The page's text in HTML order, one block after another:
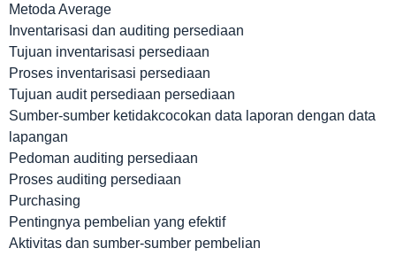
Metoda Average
Inventarisasi dan auditing persediaan
Tujuan inventarisasi persediaan
Proses inventarisasi persediaan
Tujuan audit persediaan persediaan
Sumber-sumber ketidakcocokan data laporan dengan data
lapangan
Pedoman auditing persediaan
Proses auditing persediaan
Purchasing
Pentingnya pembelian yang efektif
Aktivitas dan sumber-sumber pembelian